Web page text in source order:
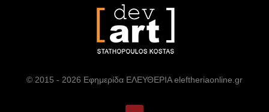
© 2015 - 2026 Εφημερίδα ΕΛΕΥΘΕΡΙΑ eleftheriaonline.gr